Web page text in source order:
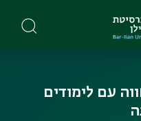
עם לימודים